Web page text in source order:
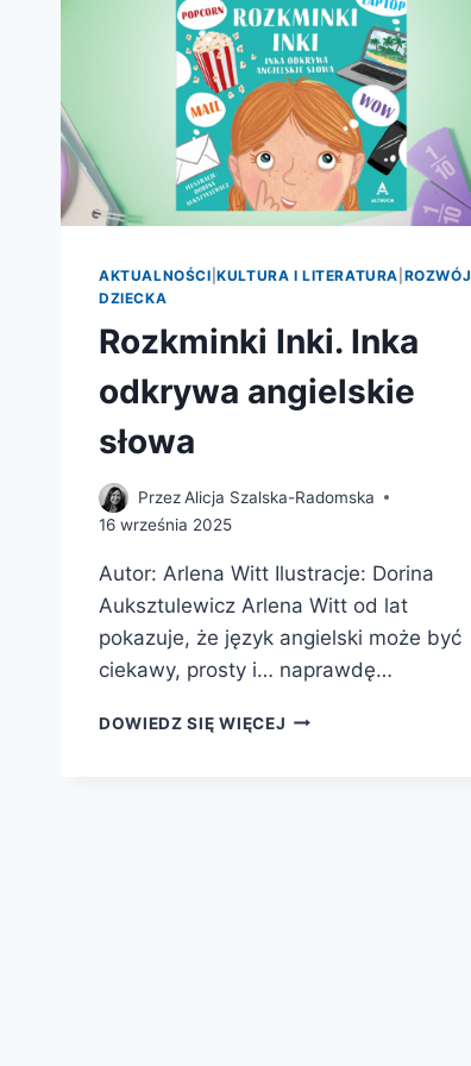
AKTUALNOŚCI |KULTURA I LITERATURA ROZWÓJ
DZIECKA
Rozkminki Inki. Inka
odkrywa angielskie
słowa
PrzezAlicja Szalska-Radomska
16 września 2025
Autor: Arlena Witt Ilustracje: Dorina
Auksztulewicz Arlena Witt od lat
pokazuje, że język angielski może być
ciekawy, prosty i… naprawdę…
DOWIEDZ SIĘ WIĘCEJ ROZKMINKI